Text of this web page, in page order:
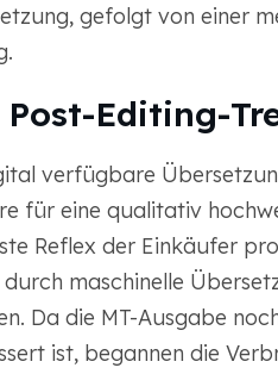
gefolgt von einer
Post-Editing-
verfügbare
für eine qualitativ
Reflex der Einkäufer
maschinelle
Da die MT-Ausgabe
ist, begannen die